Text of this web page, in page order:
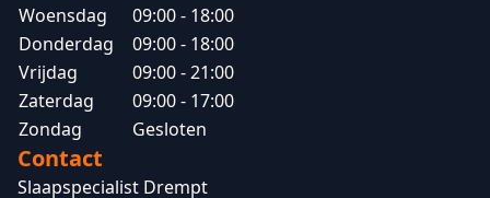
Woensdag
09:00 - 18:00
Donderdag
09:00 - 18:00
Vrijdag
09:00 - 21:00
Zaterdag
09:00 - 17:00
Zondag
Gesloten
Contact
Slaapspecialist Drempt